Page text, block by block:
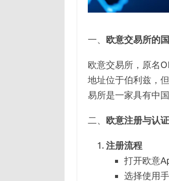
一、 欧意交易所的
欧意交易所，原名
地址位于伯利兹，
易所是一家具有中
二、 欧意注册与认证
注册流程
打开欧意
选择使用